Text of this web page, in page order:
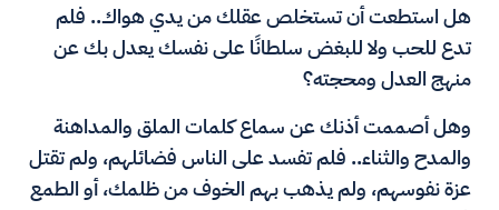
هل استطعت أن تستخلص عقلك من يدي هواك.. فلم
تدع للحب ولا للبغض سلطانًا على نفسك يعدل بك عن
منهج العدل ومحجته؟
وهل أصممت أذنك عن سماع كلمات الملق والمداهنة
والمدح والثناء.. فلم تفسد على الناس فضائلهم، ولم تقتل
عزة نفوسهم، ولم يذهب بهم الخوف من ظلمك، أو الطمع